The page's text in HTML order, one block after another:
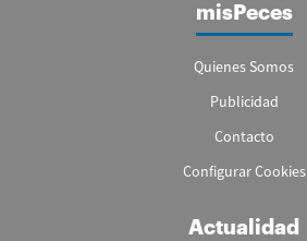
misPeces
Quienes Somos
Publicidad
Contacto
Configurar Cookies
Actualidad